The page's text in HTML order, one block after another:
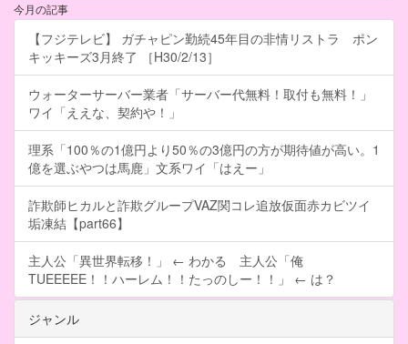
今月の記事
【フジテレビ】 ガチャピン勤続45年目の非情リストラ ポン
キッキーズ3月終了 ［H30/2/13］
ウォーターサーバー業者「サーバー代無料！取付も無料！」
ワイ「ええな、契約や！」
理系「100％の1億円より50％の3億円の方が期待値が高い。1
億を選ぶやつは馬鹿」文系ワイ「はえー」
詐欺師ヒカルと詐欺グループVAZ関コレ追放仮面赤カビツイ
垢凍結【part66】
主人公「異世界転移！」 ← わかる 主人公「俺
TUEEEEE！！ハーレム！！たっのしー！！」 ← は？
ジャンル